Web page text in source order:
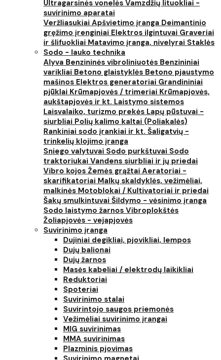
Ultragarsinės vonelės Vamzdžių lituokliai -
suvirinimo aparatai
Veržliasukiai Apšvietimo įranga Deimantinio
gręžimo įrenginiai Elektros ilgintuvai Graveriai
ir šlifuokliai Matavimo įranga, nivelyrai Staklės
Sodo - lauko technika
Alyva Benzininės vibroliniuotės Benzininiai
varikliai Betono glaistyklės Betono pjaustymo
mašinos Elektros generatoriai Grandininiai
pjūklai Krūmapjovės / trimeriai Krūmapjovės,
aukštapjovės ir kt. Laistymo sistemos
Laisvalaiko, turizmo prekės Lapų pūstuvai -
siurbliai Polių kalimo kaltai (Poliakalės)
Rankiniai sodo įrankiai ir kt. Šaligatvių -
trinkelių klojimo įranga
Sniego valytuvai Sodo purkštuvai Sodo
traktoriukai Vandens siurbliai ir jų priedai
Vibro kojos Žemės grąžtai Aeratoriai -
skarifikatoriai Malkų skaldyklės, vežimėliai,
malkinės Motoblokai / Kultivatoriai ir priedai
Šakų smulkintuvai Šildymo - vėsinimo įranga
Sodo laistymo žarnos Vibroplokštės
Žoliapjovės - vejapjovės
Suvirinimo įranga
Dujiniai degikliai, pjovikliai, lempos
Dujų balionai
Dujų žarnos
Masės kabeliai / elektrodų laikikliai
Reduktoriai
Spoteriai
Suvirinimo stalai
Suvirintojo saugos priemonės
Vežimėliai suvirinimo įrangai
MIG suvirinimas
MMA suvirinimas
Plazminis pjovimas